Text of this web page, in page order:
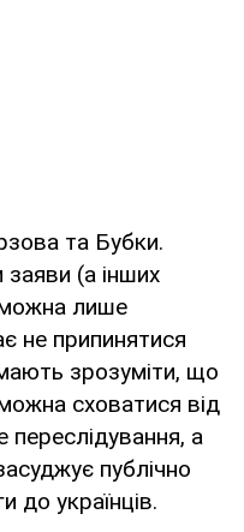
та Бубки.
заяви (а інших
можна лише
не припинятися
зрозуміти, що
сховатися від
переслідування, а
публічно
до українців.